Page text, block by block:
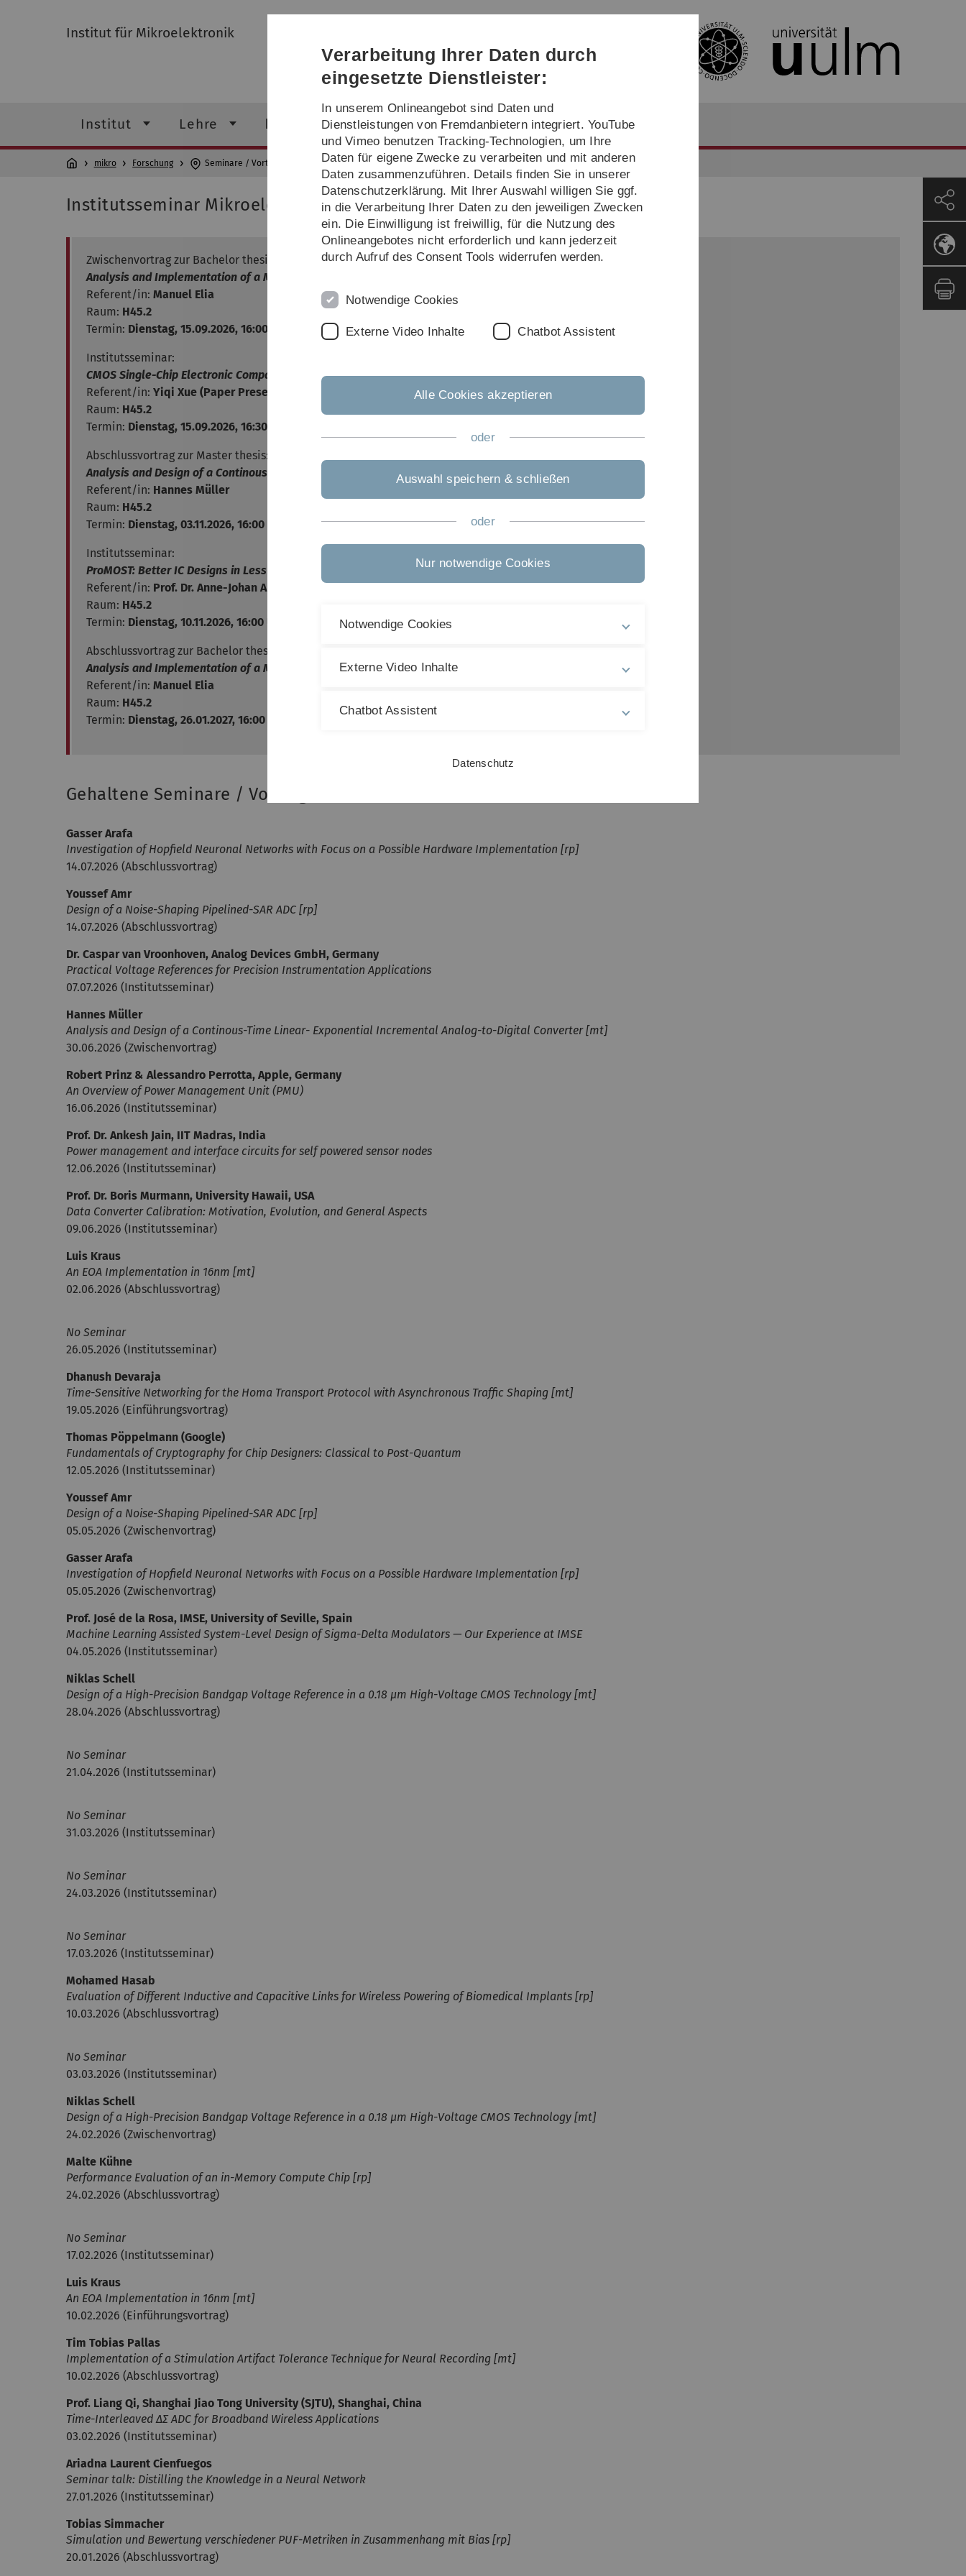
Direkt
Direkt
Direkt
(Sprache,
Drucken,
Social
Direkt
Direkt
Institut für Mikroelektronik
Institut Lehre Forschung Links
mikro Forschung Seminare / Vorträge
Institutsseminar Mikroelektronik
Zwischenvortrag zur Bachelor thesis:
Analysis and Implementation of a Matched Loop Filter for a Continuous-Time Incremental Delta-Sigma ADC
Referent/in: Manuel Elia
Raum: H45.2
Termin: Dienstag, 15.09.2026, 16:00 Uhr
Institutsseminar:
CMOS Single-Chip Electronic Compass With Microcontroller
Referent/in: Yiqi Xue (Paper Presentation)
Raum: H45.2
Termin: Dienstag, 15.09.2026, 16:30 Uhr
Abschlussvortrag zur Master thesis:
Analysis and Design of a Continous-Time Linear- Exponential Incremental Analog-to-Digital Converter
Referent/in: Hannes Müller
Raum: H45.2
Termin: Dienstag, 03.11.2026, 16:00 Uhr
Institutsseminar:
ProMOST: Better IC Designs in Less Time
Referent/in: Prof. Dr. Anne-Johan Annema, University of Twente, The Netherlands
Raum: H45.2
Termin: Dienstag, 10.11.2026, 16:00 Uhr
Abschlussvortrag zur Bachelor thesis:
Analysis and Implementation of a Matched Loop Filter for a Continuous-Time Incremental Delta-Sigma ADC
Referent/in: Manuel Elia
Raum: H45.2
Termin: Dienstag, 26.01.2027, 16:00 Uhr
Gehaltene Seminare / Vorträge
Gasser Arafa
Investigation of Hopfield Neuronal Networks with Focus on a Possible Hardware Implementation [rp]
14.07.2026 (Abschlussvortrag)
Youssef Amr
Design of a Noise-Shaping Pipelined-SAR ADC [rp]
14.07.2026 (Abschlussvortrag)
Dr. Caspar van Vroonhoven, Analog Devices GmbH, Germany
Practical Voltage References for Precision Instrumentation Applications
07.07.2026 (Institutsseminar)
Hannes Müller
Analysis and Design of a Continous-Time Linear- Exponential Incremental Analog-to-Digital Converter [mt]
30.06.2026 (Zwischenvortrag)
Robert Prinz & Alessandro Perrotta, Apple, Germany
An Overview of Power Management Unit (PMU)
16.06.2026 (Institutsseminar)
Prof. Dr. Ankesh Jain, IIT Madras, India
Power management and interface circuits for self powered sensor nodes
12.06.2026 (Institutsseminar)
Prof. Dr. Boris Murmann, University Hawaii, USA
Data Converter Calibration: Motivation, Evolution, and General Aspects
09.06.2026 (Institutsseminar)
Luis Kraus
An EOA Implementation in 16nm [mt]
02.06.2026 (Abschlussvortrag)
No Seminar
26.05.2026 (Institutsseminar)
Dhanush Devaraja
Time-Sensitive Networking for the Homa Transport Protocol with Asynchronous Traffic Shaping [mt]
19.05.2026 (Einführungsvortrag)
Thomas Pöppelmann (Google)
Fundamentals of Cryptography for Chip Designers: Classical to Post-Quantum
12.05.2026 (Institutsseminar)
Youssef Amr
Design of a Noise-Shaping Pipelined-SAR ADC [rp]
05.05.2026 (Zwischenvortrag)
Gasser Arafa
Investigation of Hopfield Neuronal Networks with Focus on a Possible Hardware Implementation [rp]
05.05.2026 (Zwischenvortrag)
Prof. José de la Rosa, IMSE, University of Seville, Spain
Machine Learning Assisted System-Level Design of Sigma-Delta Modulators — Our Experience at IMSE
04.05.2026 (Institutsseminar)
Niklas Schell
Design of a High-Precision Bandgap Voltage Reference in a 0.18 µm High-Voltage CMOS Technology [mt]
28.04.2026 (Abschlussvortrag)
No Seminar
21.04.2026 (Institutsseminar)
No Seminar
31.03.2026 (Institutsseminar)
No Seminar
24.03.2026 (Institutsseminar)
No Seminar
17.03.2026 (Institutsseminar)
Mohamed Hasab
Evaluation of Different Inductive and Capacitive Links for Wireless Powering of Biomedical Implants [rp]
10.03.2026 (Abschlussvortrag)
No Seminar
03.03.2026 (Institutsseminar)
Niklas Schell
Design of a High-Precision Bandgap Voltage Reference in a 0.18 µm High-Voltage CMOS Technology [mt]
24.02.2026 (Zwischenvortrag)
Malte Kühne
Performance Evaluation of an in-Memory Compute Chip [rp]
24.02.2026 (Abschlussvortrag)
No Seminar
17.02.2026 (Institutsseminar)
Luis Kraus
An EOA Implementation in 16nm [mt]
10.02.2026 (Einführungsvortrag)
Tim Tobias Pallas
Implementation of a Stimulation Artifact Tolerance Technique for Neural Recording [mt]
10.02.2026 (Abschlussvortrag)
Prof. Liang Qi, Shanghai Jiao Tong University (SJTU), Shanghai, China
Time-Interleaved ΔΣ ADC for Broadband Wireless Applications
03.02.2026 (Institutsseminar)
Ariadna Laurent Cienfuegos
Seminar talk: Distilling the Knowledge in a Neural Network
27.01.2026 (Institutsseminar)
Tobias Simmacher
Simulation und Bewertung verschiedener PUF-Metriken in Zusammenhang mit Bias [rp]
20.01.2026 (Abschlussvortrag)
Verarbeitung Ihrer Daten durch
eingesetzte Dienstleister:
In unserem Onlineangebot sind Daten und
Dienstleistungen von Fremdanbietern integriert. YouTube
und Vimeo benutzen Tracking-Technologien, um Ihre
Daten für eigene Zwecke zu verarbeiten und mit anderen
Daten zusammenzuführen. Details finden Sie in unserer
Datenschutzerklärung. Mit Ihrer Auswahl willigen Sie ggf.
in die Verarbeitung Ihrer Daten zu den jeweiligen Zwecken
ein. Die Einwilligung ist freiwillig, für die Nutzung des
Onlineangebotes nicht erforderlich und kann jederzeit
durch Aufruf des Consent Tools widerrufen werden.
Notwendige Cookies
Externe Video Inhalte Chatbot Assistent
Alle Cookies akzeptieren
oder
Auswahl speichern & schließen
oder
Nur notwendige Cookies
Notwendige Cookies
Externe Video Inhalte
Chatbot Assistent
Datenschutz